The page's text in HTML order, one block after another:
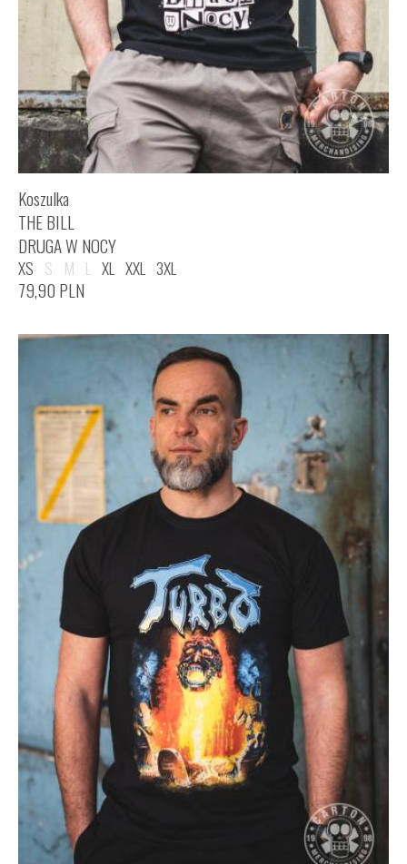
Koszulka
THE BILL
DRUGA W NOCY
XS S M L XL XXL 3XL
79,90 PLN